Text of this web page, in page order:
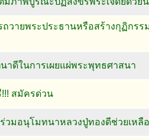
ถวายพระประธานหรือสร้างกุฏิกร
นาดีในการเผยแผ่พระพุทธศาสนา
!!! สมัครด่วน
วมอนุโมทนาหลวงปู่ทองดีช่วยเหลือ